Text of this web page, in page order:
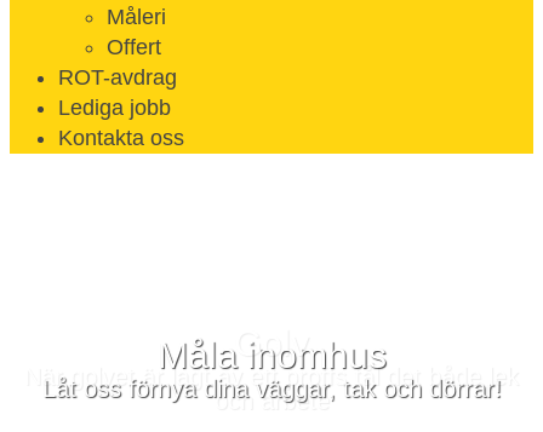
Måleri
Offert
ROT-avdrag
Lediga jobb
Kontakta oss
Måla inomhus
Låt oss förnya dina väggar, tak och dörrar!